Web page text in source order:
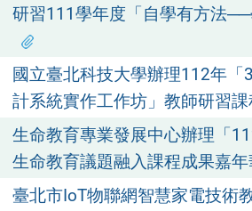
研習111學年度「自學有方法
國立臺北科技大學辦理112年「
計系統實作工作坊」教師研習課
生命教育專業發展中心辦理「
生命教育議題融入課程成果嘉年
臺北市IoT物聯網智慧家電技術